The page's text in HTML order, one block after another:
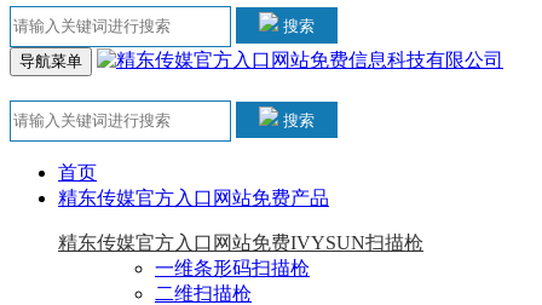
搜索
导航菜单
搜索
首页
精东传媒官方入口网站免费产品
精东传媒官方入口网站免费IVYSUN扫描枪
一维条形码扫描枪
二维扫描枪